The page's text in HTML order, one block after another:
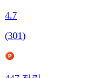
4.7
(301)